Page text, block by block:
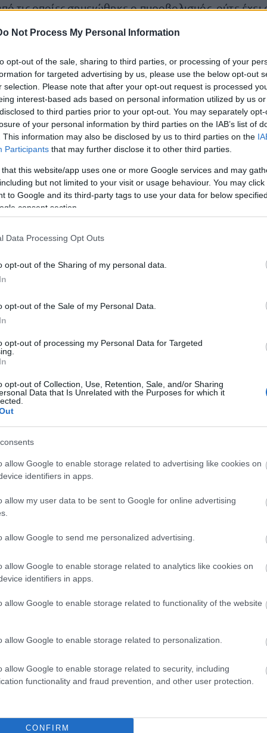
Not Process My Personal Information
opt-out of the sale, sharing to third parties, or processing of your
for targeted advertising by us, please use the below opt-out
selection. Please note that after your opt-out request is processed
interest-based ads based on personal information utilized by us
to third parties prior to your opt-out. You may separately
of your personal information by third parties on the IAB’s list of
This information may also be disclosed by us to third parties on the
Participants that may further disclose it to other third parties.
that this website/app uses one or more Google services and may
but not limited to your visit or usage behaviour. You may
to Google and its third-party tags to use your data for below
consent section.
Data Processing Opt Outs
opt-out of the Sharing of my personal data.
opt-out of the Sale of my Personal Data.
opt-out of processing my Personal Data for Targeted
opt-out of Collection, Use, Retention, Sale, and/or Sharing
Data that Is Unrelated with the Purposes for which it
allow Google to enable storage related to advertising like cookies on
identifiers in apps.
allow my user data to be sent to Google for online advertising
allow Google to send me personalized advertising.
allow Google to enable storage related to analytics like cookies on
identifiers in apps.
allow Google to enable storage related to functionality of the website
allow Google to enable storage related to personalization.
allow Google to enable storage related to security, including
functionality and fraud prevention, and other user protection.
CONFIRM
τις οποίες σημειώθηκε ο πυροβολισμός, ούτε έχει
έχουν ξεκινήσει έρευνα προκειμένου να
του συμβάντος, εξετάζοντας όλα τα
Αγγλικών σε μόνο 2 ημέρες στα
η πιο Εύκολη Πιστοποίηση
όλες τις σημαντικές ειδήσεις.
proson.gr στα αποτελέσματα αναζήτησης
Ειδήσεις
Σχολή: Νέος κανονισμός για δόκιμους – Τι
επικρατέστεροι υποψήφιοι για την ΑΕΜΥ
2026: Στα 446,87 ευρώ το πλήρες ποσό
Θάνατος Κόρινθος